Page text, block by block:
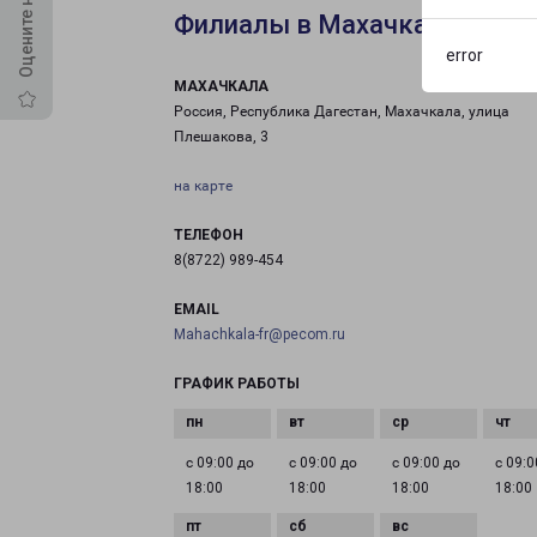
error
Филиалы в Махачкале
МАХАЧКАЛА
Россия, Республика Дагестан, Махачкала, улица
Плешакова, 3
на карте
ТЕЛЕФОН
8(8722) 989-454
EMAIL
Mahachkala-fr@pecom.ru
ГРАФИК РАБОТЫ
с 09:00 до
18:00
с 09:00 до
18:00
с 09:00 до
18:00
с
18:00